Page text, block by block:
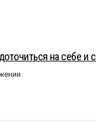
на себе и